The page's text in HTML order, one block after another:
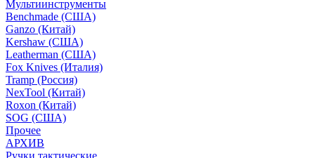
Мультиинструменты
Benchmade (США)
Ganzo (Китай)
Kershaw (США)
Leatherman (США)
Fox Knives (Италия)
Tramp (Россия)
NexTool (Китай)
Roxon (Китай)
SOG (США)
Прочее
АРХИВ
Ручки тактические